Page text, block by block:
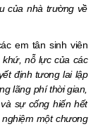
của nhà trường về
em tân sinh viên
khứ, nỗ lực của các
định tương lai lập
lãng phí thời gian,
sự cống hiến hết
một chương